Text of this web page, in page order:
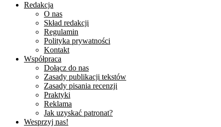
Redakcja
O nas
Skład redakcji
Regulamin
Polityka prywatności
Kontakt
Współpraca
Dołącz do nas
Zasady publikacji tekstów
Zasady pisania recenzji
Praktyki
Reklama
Jak uzyskać patronat?
Wesprzyj nas!